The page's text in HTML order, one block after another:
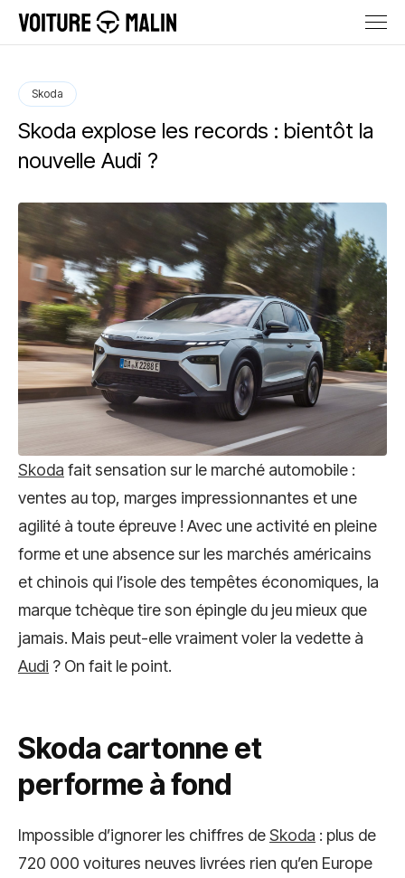
Skoda
Skoda explose les records : bientôt la
nouvelle Audi ?
Skoda fait sensation sur le marché automobile :
ventes au top, marges impressionnantes et une
agilité à toute épreuve ! Avec une activité en pleine
forme et une absence sur les marchés américains
et chinois qui l’isole des tempêtes économiques, la
marque tchèque tire son épingle du jeu mieux que
jamais. Mais peut-elle vraiment voler la vedette à
Audi ? On fait le point.
Skoda cartonne et
performe à fond
Impossible d’ignorer les chiffres deSkoda : plus de
720 000 voitures neuves livrées rien qu’en Europe